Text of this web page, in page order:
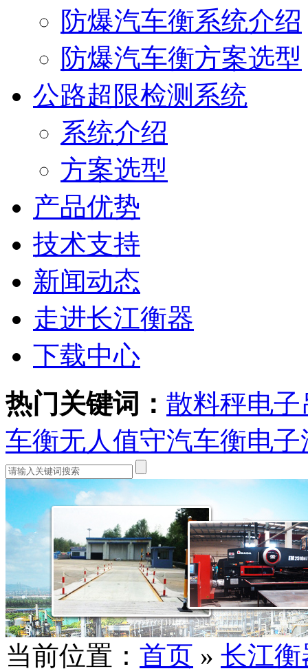
防爆汽车衡系统介绍
防爆汽车衡方案选型
公路超限检测系统
系统介绍
方案选型
产品优势
技术支持
新闻动态
走进长江衡器
下载中心
热门关键词： 散料秤电子
车衡无人值守汽车衡电子
当前位置： 首页 » 长江